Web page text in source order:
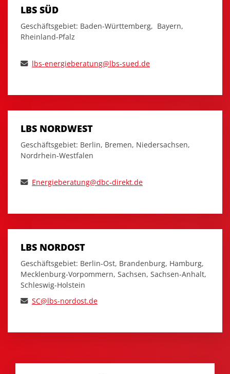
LBS SÜD
Geschäftsgebiet: Baden-Württemberg, Bayern,
Rheinland-Pfalz
lbs-energieberatung@lbs-sued.de
LBS NORDWEST
Geschäftsgebiet: Berlin, Bremen, Niedersachsen,
Nordrhein-Westfalen
Energieberatung@dbc-direkt.de
LBS NORDOST
Geschäftsgebiet: Berlin-Ost, Brandenburg, Hamburg,
Mecklenburg-Vorpommern, Sachsen, Sachsen-Anhalt,
Schleswig-Holstein
SC@lbs-nordost.de